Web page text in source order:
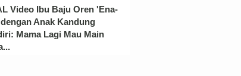
Video Ibu Baju Oren 'Ena-
Anak Kandung
Mama Lagi Mau Main